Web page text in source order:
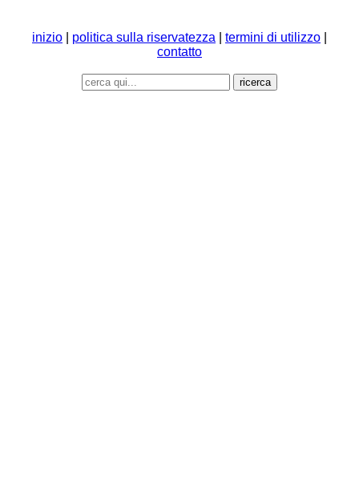
inizio politica sulla riservatezza termini di utilizzo
contatto
ricerca